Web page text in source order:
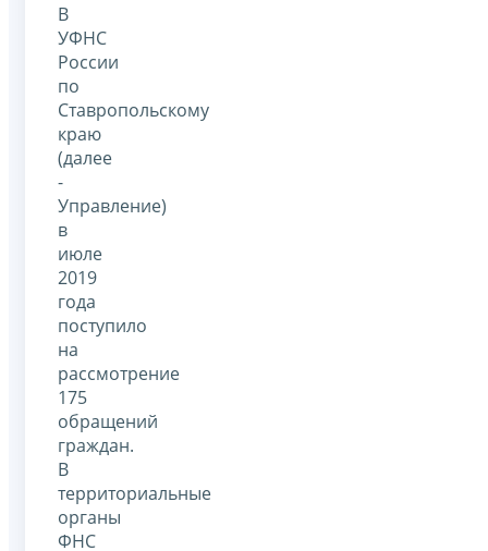
В
УФНС
России
по
Ставропольскому
краю
(далее
-
Управление)
в
июле
2019
года
поступило
на
рассмотрение
175
обращений
граждан.
В
территориальные
органы
ФНС